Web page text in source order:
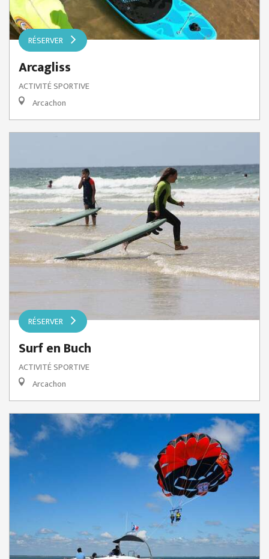
RÉSERVER
Arcagliss
ACTIVITÉ SPORTIVE
Arcachon
RÉSERVER
Surf en Buch
ACTIVITÉ SPORTIVE
Arcachon